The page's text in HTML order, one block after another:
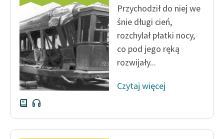
Regulamin darowizn
Informacja o treściach
wrażliwych
Deklaracja dostępności
Przychodził do niej we
śnie długi cień,
rozchylał płatki nocy,
co pod jego ręką
rozwijały...
Czytaj więcej